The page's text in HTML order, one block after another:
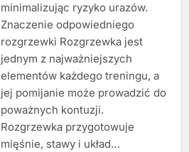
minimalizując ryzyko urazów.
Znaczenie odpowiedniego
rozgrzewki Rozgrzewka jest
jednym z najważniejszych
elementów każdego treningu, a
jej pomijanie może prowadzić do
poważnych kontuzji.
Rozgrzewka przygotowuje
mięśnie, stawy i układ…